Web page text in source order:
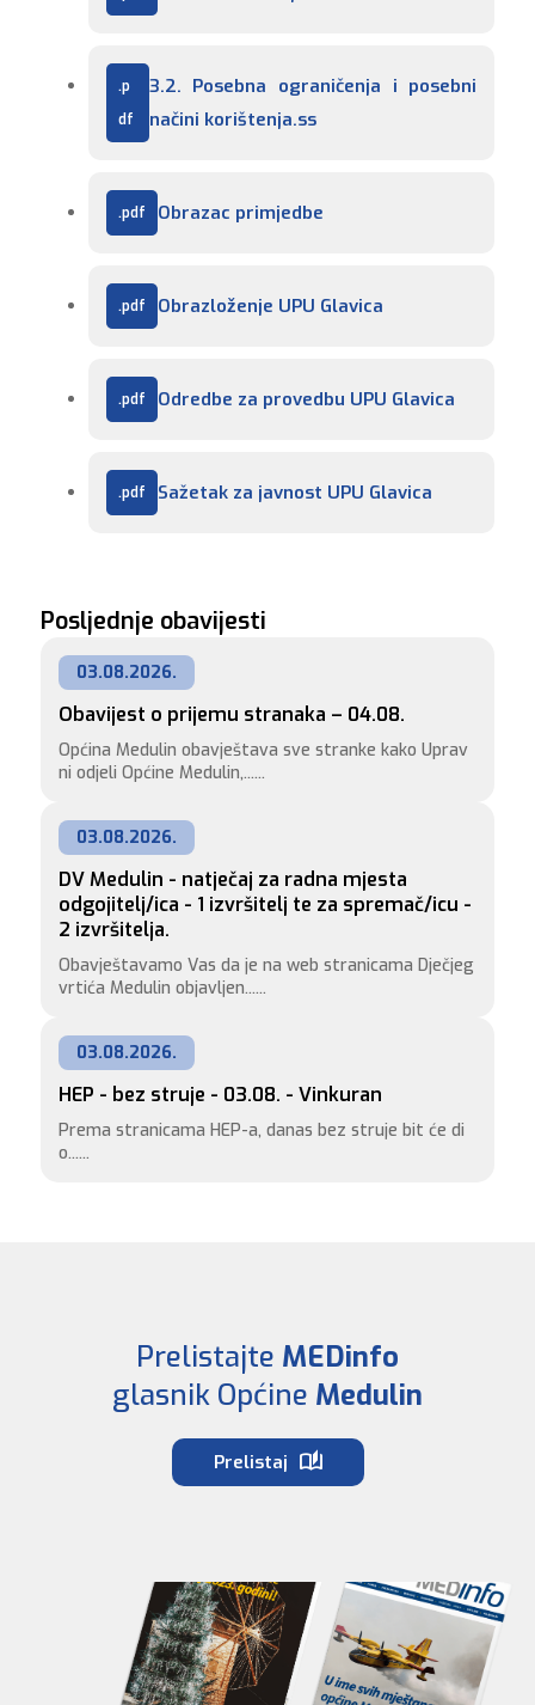
3.2. Posebna ograničenja i posebni
načini korištenja.ss
Obrazac primjedbe
Obrazloženje UPU Glavica
Odredbe za provedbu UPU Glavica
Sažetak za javnost UPU Glavica
Posljednje obavijesti
03.08.2026.
Obavijest o prijemu stranaka – 04.08.
Općina Medulin obavještava sve stranke kako Uprav
ni odjeli Općine Medulin,......
03.08.2026.
DV Medulin - natječaj za radna mjesta
odgojitelj/ica - 1 izvršitelj te za spremač/icu -
2 izvršitelja.
Obavještavamo Vas da je na web stranicama Dječjeg
vrtića Medulin objavljen......
03.08.2026.
HEP - bez struje - 03.08. - Vinkuran
Prema stranicama HEP-a, danas bez struje bit će di
o......
Prelistajte MEDinfo
glasnik Općine Medulin
Prelistaj